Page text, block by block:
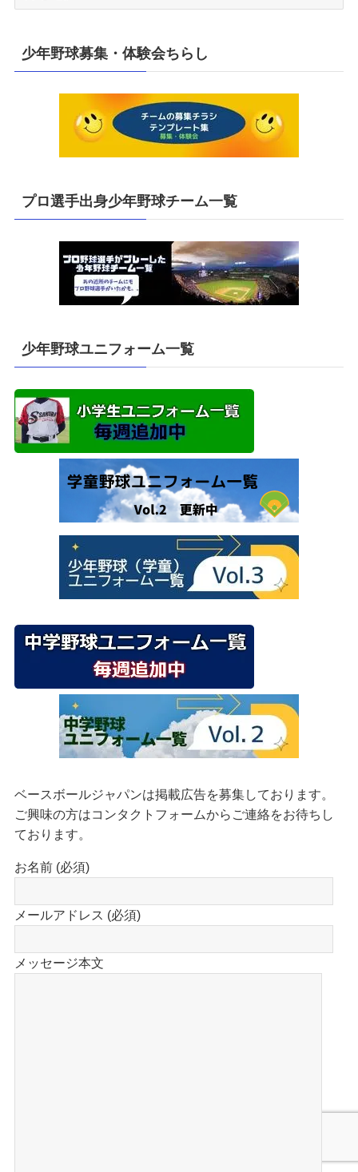
イ
ブ
少年野球募集・体験会ちらし
プロ選手出身少年野球チーム一覧
少年野球ユニフォーム一覧
ベースボールジャパンは掲載広告を募集しております。
ご興味の方はコンタクトフォームからご連絡をお待ちし
ております。
お名前 (必須)
メールアドレス (必須)
メッセージ本文